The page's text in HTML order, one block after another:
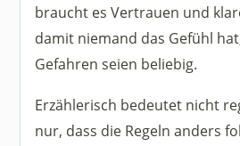
braucht es Vertrauen und
damit niemand das Gefühl
Gefahren seien beliebig.
Erzählerisch bedeutet nicht
nur, dass die Regeln anders